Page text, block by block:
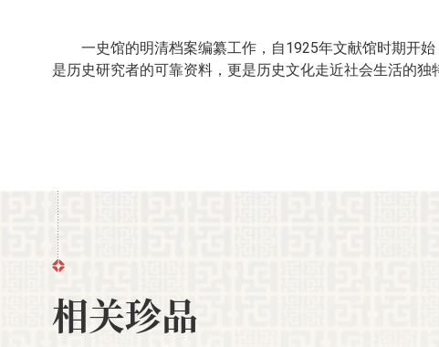
一史馆的明清档案编纂工作，自1925年文献馆时期开
是历史研究者的可靠资料，更是历史文化走近社会生活的独
相关珍品